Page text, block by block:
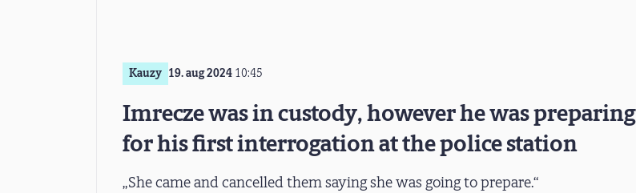
Kauzy 19. aug 2024 10:45
Imrecze was in custody, however he was preparing
for his first interrogation at the police station
„She came and cancelled them saying she was going to prepare.“